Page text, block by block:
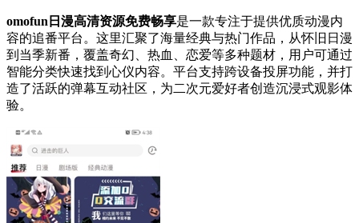
omofun日漫高清资源免费畅享是一款专注于提供优质动漫内
容的追番平台。这里汇聚了海量经典与热门作品，从怀旧日漫
到当季新番，覆盖奇幻、热血、恋爱等多种题材，用户可通过
智能分类快速找到心仪内容。平台支持跨设备投屏功能，并打
造了活跃的弹幕互动社区，为二次元爱好者创造沉浸式观影体
验。